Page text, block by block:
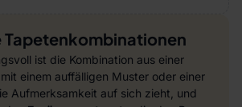
Tapetenkombinationen
ist die Kombination aus einer
mit einem auffälligen Muster oder einer
Aufmerksamkeit auf sich zieht, und